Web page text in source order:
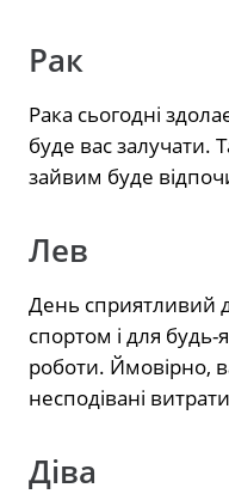
Рак
Рака сьогодні
буде вас залучати.
зайвим буде
Лев
День сприятливий
спортом і для будь-
роботи. Ймовірно,
несподівані
Діва